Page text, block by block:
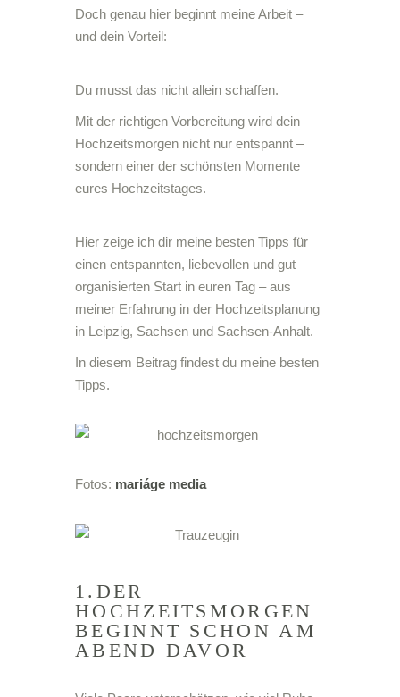
Doch genau hier beginnt meine Arbeit –
und dein Vorteil:
Du musst das nicht allein schaffen.
Mit der richtigen Vorbereitung wird dein
Hochzeitsmorgen nicht nur entspannt –
sondern einer der schönsten Momente
eures Hochzeitstages.
Hier zeige ich dir meine besten Tipps für
einen entspannten, liebevollen und gut
organisierten Start in euren Tag – aus
meiner Erfahrung in der Hochzeitsplanung
in Leipzig, Sachsen und Sachsen-Anhalt.
In diesem Beitrag findest du meine besten
Tipps.
Fotos: mariáge media
1.DER
HOCHZEITSMORGEN
BEGINNT SCHON AM
ABEND DAVOR